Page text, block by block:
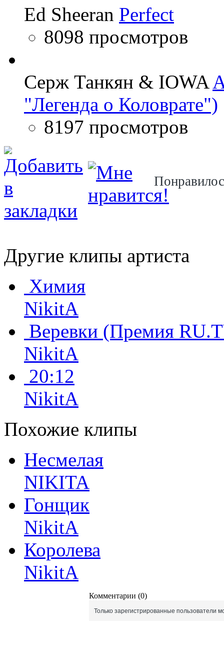
Ed Sheeran Perfect
8098 просмотров
Серж Танкян & IOWA
"Легенда о Коловрате")
8197 просмотров
Другие клипы артиста
Химия
NikitA
Веревки (Премия
NikitA
20:12
NikitA
Похожие клипы
Несмелая
NIKITA
Гонщик
NikitA
Королева
NikitA
Комментарии (0)
Только зарегистрированные пользователи